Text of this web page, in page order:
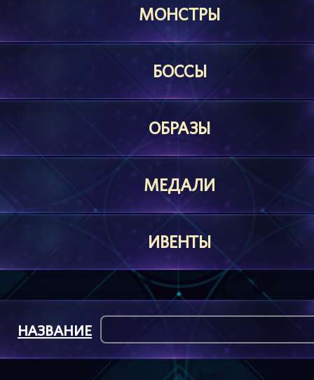
МОНСТРЫ
БОССЫ
ОБРАЗЫ
МЕДАЛИ
ИВЕНТЫ
НАЗВАНИЕ